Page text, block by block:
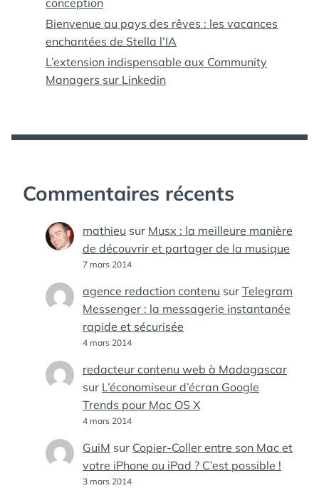
conception
Bienvenue au pays des rêves : les vacances
enchantées de Stella l’IA
L’extension indispensable aux Community
Managers sur Linkedin
Commentaires récents
mathieu sur Musx : la meilleure manière
de découvrir et partager de la musique
7 mars 2014
agence redaction contenu sur Telegram
Messenger : la messagerie instantanée
rapide et sécurisée
4 mars 2014
redacteur contenu web à Madagascar
sur L’économiseur d’écran Google
Trends pour Mac OS X
4 mars 2014
GuiM sur Copier-Coller entre son Mac et
votre iPhone ou iPad ? C’est possible !
3 mars 2014